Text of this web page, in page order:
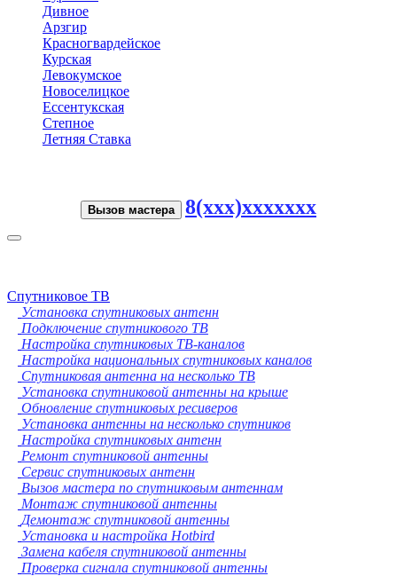
Дивное
Арзгир
Красногвардейское
Курская
Левокумское
Новоселицкое
Ессентукская
Степное
Летняя Ставка
Вызов мастера 8(xxx)xxxxxxx
Toggle
Спутниковое ТВ
Установка спутниковых антенн
Подключение спутникового ТВ
Настройка спутниковых ТВ-каналов
Настройка национальных спутниковых каналов
Спутниковая антенна на несколько ТВ
Установка спутниковой антенны на крыше
Обновление спутниковых ресиверов
Установка антенны на несколько спутников
Настройка спутниковых антенн
Ремонт спутниковой антенны
Сервис спутниковых антенн
Вызов мастера по спутниковым антеннам
Монтаж спутниковой антенны
Демонтаж спутниковой антенны
Установка и настройка Hotbird
Замена кабеля спутниковой антенны
Проверка сигнала спутниковой антенны